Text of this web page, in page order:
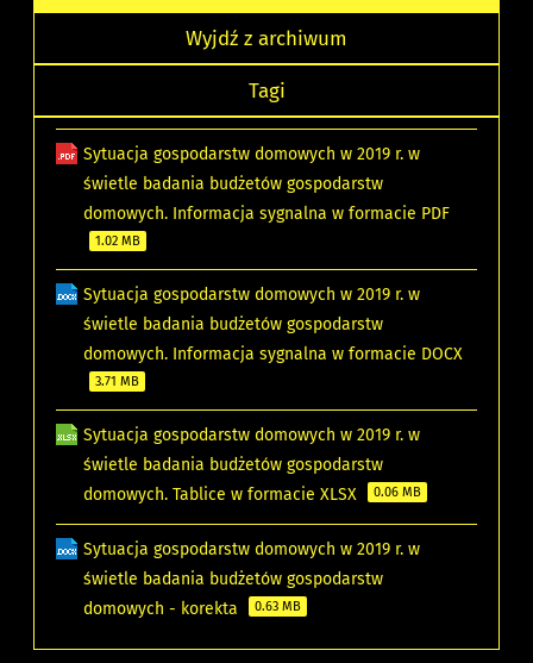
Wyjdź z archiwum
Tagi
Sytuacja gospodarstw domowych w 2019 r. w
świetle badania budżetów gospodarstw
domowych. Informacja sygnalna w formacie PDF
1.02 MB
Sytuacja gospodarstw domowych w 2019 r. w
świetle badania budżetów gospodarstw
domowych. Informacja sygnalna w formacie DOCX
3.71 MB
Sytuacja gospodarstw domowych w 2019 r. w
świetle badania budżetów gospodarstw
domowych. Tablice w formacie XLSX
0.06 MB
Sytuacja gospodarstw domowych w 2019 r. w
świetle badania budżetów gospodarstw
domowych - korekta
0.63 MB